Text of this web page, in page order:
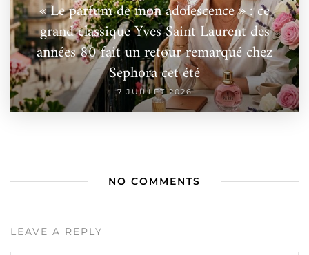
« Le parfum de mon adolescence » : ce
grand classique Yves Saint Laurent des
années 80 fait un retour remarqué chez
Sephora cet été
7 JUILLET 2026
NO COMMENTS
LEAVE A REPLY